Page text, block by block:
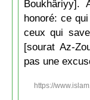
Boukhâriyy].
honoré: ce
ceux qui
[sourat Az-
pas une
https://